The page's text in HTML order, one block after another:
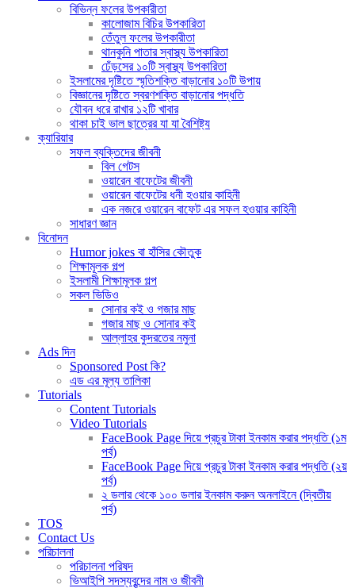
বিভিন্ন ফলের উপকারীতা
কালোজাম বিচির উপকারিতা
তেঁতুল ফলের উপকারীতা
থানকুনি পাতার স্বাস্থ্য উপকারিতা
ঢেঁড়সের ১০টি স্বাস্থ্য উপকারিতা
ইসলামের দৃষ্টিতে স্মৃতিশক্তি বাড়ানোর ১০টি উপায়
বিজ্ঞানের দৃষ্টিতে স্বরণশক্তি বাড়ানোর পদ্ধতি
যৌবন ধরে রাখার ১২টি খাবার
থাকা চাই ভাল ছাত্রের যা যা বৈশিষ্ট্য
ক্যারিয়ার
সফল ব্যক্তিদের জীবনী
বিল গেটস
ওয়ারেন বাফেটের জীবনী
ওয়ারেন বাফেটের ধনী হওয়ার কাহিনী
এক নজরে ওয়ারেন বাফেট এর সফল হওয়ার কাহিনী
সাধারণ জ্ঞান
বিনোদন
Humor jokes বা হাঁসির কৌতুক
শিক্ষামূলক গল্প
ইসলামী শিক্ষামূলক গল্প
সকল ভিডিও
সোনার কই ও গজার মাছ
গজার মাছ ও সোনার কই
আল্লাহর কুদরতের নমুনা
Ads দিন
Sponsored Post কি?
এড এর মূল্য তালিকা
Tutorials
Content Tutorials
Video Tutorials
FaceBook Page দিয়ে প্রচুর টাকা ইনকাম করার পদ্ধতি (১ম
পর্ব)
FaceBook Page দিয়ে প্রচুর টাকা ইনকাম করার পদ্ধতি (২য়
পর্ব)
২ ডলার থেকে ১০০ ডলার ইনকাম করুন অনলাইনে (দ্বিতীয়
পর্ব)
TOS
Contact Us
পরিচালনা
পরিচালনা পরিষদ
ভিআইপি সদস্যবৃন্দের নাম ও জীবনী